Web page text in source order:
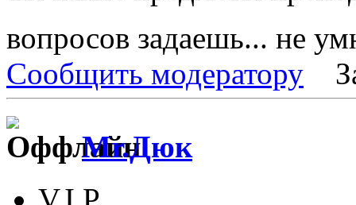
вопросов задаешь... не
Сообщить модератору
Mr.Дюк